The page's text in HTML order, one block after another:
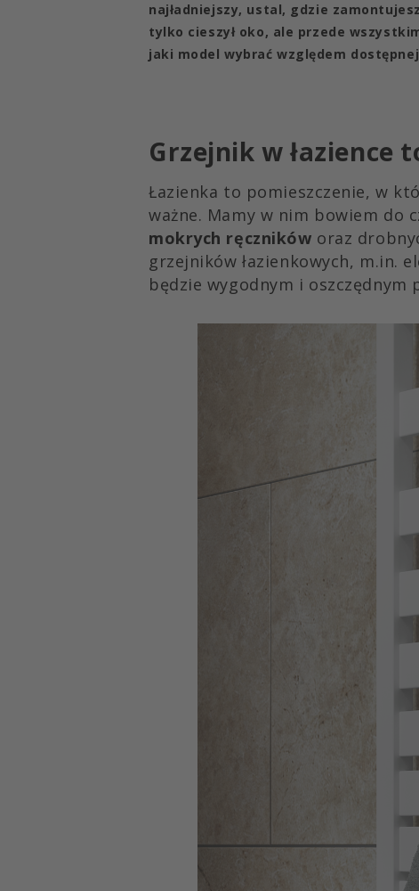
najładniejszy, ustal, gdzie
tylko cieszył oko, ale przede
jaki model wybrać względem
Grzejnik w łazience
Łazienka to pomieszczenie, w
ważne. Mamy w nim bowiem do
mokrych ręczników oraz
grzejników łazienkowych, m.in.
będzie wygodnym i oszczędnym